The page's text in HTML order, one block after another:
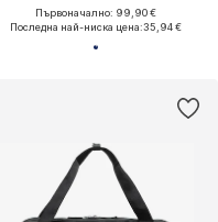
Първоначално: 99,90 €
Последна най-ниска цена:35,94 €